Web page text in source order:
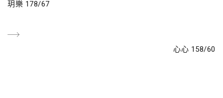
導
Previous
玥樂 178/67
Next
心心 158/60